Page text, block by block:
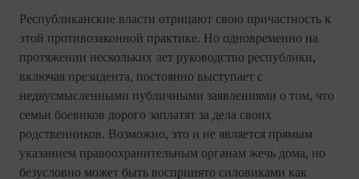
Республиканские власти отрицают свою причастность к
этой противозаконной практике. Но одновременно на
протяжении нескольких лет руководство республики,
включая президента, постоянно выступает с
недвусмысленными публичными заявлениями о том, что
семьи боевиков дорого заплатят за дела своих
родственников. Возможно, это и не является прямым
указанием правоохранительным органам жечь дома, но
безусловно может быть воспринято силовиками как